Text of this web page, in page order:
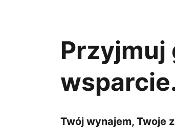
Przyjmuj
Twój wynajem, Twoje